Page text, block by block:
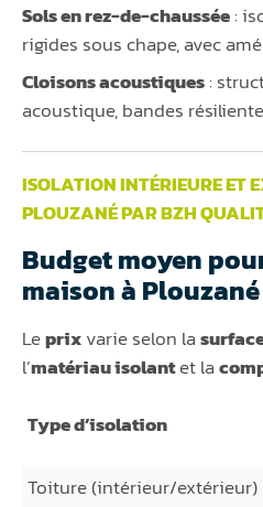
Sols en rez-de-chaussée:
rigides sous chape, avec
Cloisons acoustiques:
acoustique, bandes
ISOLATION INTÉRIEURE ET
PLOUZANÉ PAR BZH
Budget moyen
maison à Plouzané
Leprixvarie selon la
l’matériau isolantet la
Type d’isolation
Toiture (intérieur/extérieur)